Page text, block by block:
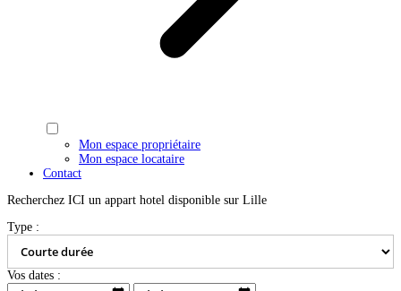
Mon espace propriétaire
Mon espace locataire
Contact
Recherchez ICI un appart hotel disponible sur Lille
Type :
Vos dates :